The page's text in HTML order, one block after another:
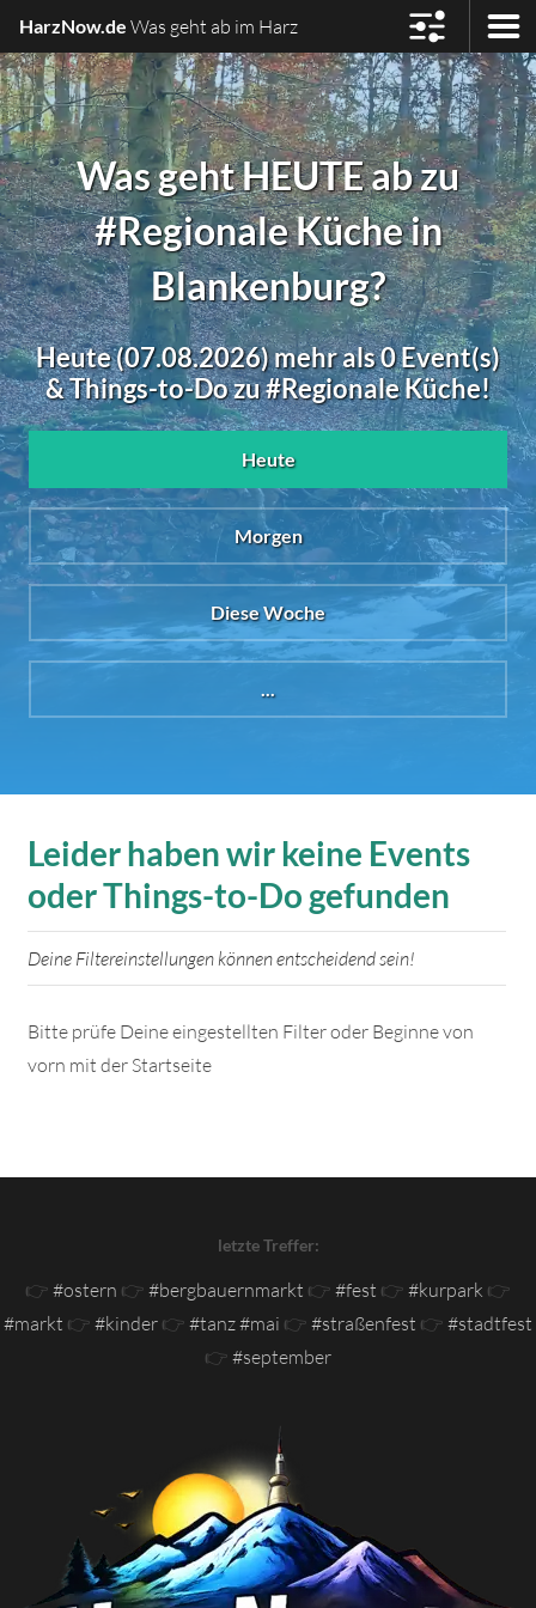
HarzNow.de Was geht ab im Harz
Was geht HEUTE ab zu
#Regionale Küche in
Blankenburg?
Heute (07.08.2026) mehr als 0 Event(s)
& Things-to-Do zu #Regionale Küche!
Heute
Morgen
Diese Woche
Leider haben wir keine Events
oder Things-to-Do gefunden
Deine Filtereinstellungen können entscheidend sein!
Bitte prüfe Deine eingestellten Filter oder Beginne von
vorn mit der Startseite
letzte Treffer:
👉 #ostern 👉 #bergbauernmarkt 👉 #fest 👉 #kurpark 👉
#markt 👉 #kinder 👉 #tanz #mai 👉 #straßenfest 👉 #stadtfest
👉 #september